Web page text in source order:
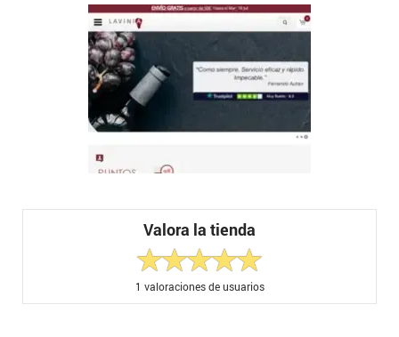
Valora la tienda
1 valoraciones de usuarios